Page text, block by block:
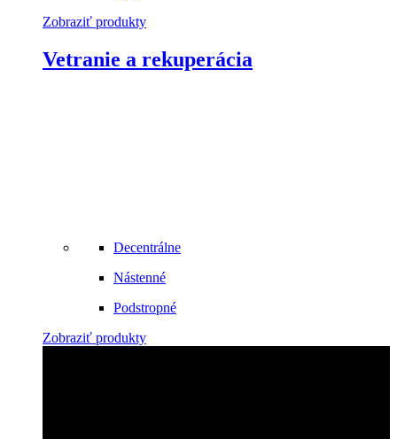
Zobraziť produkty
Vetranie a rekuperácia
Decentrálne
Nástenné
Podstropné
Zobraziť produkty